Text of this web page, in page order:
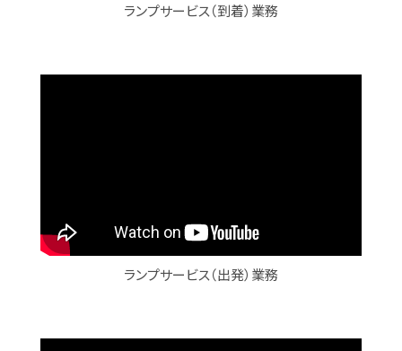
ランプサービス（到着）業務
ランプサービス（出発）業務